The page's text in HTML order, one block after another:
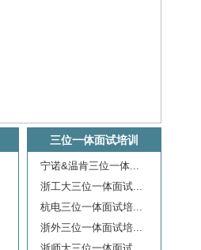
三位一体面试培训
宁诺&温肯三位一体...
浙工大三位一体面试...
杭电三位一体面试培...
浙外三位一体面试培...